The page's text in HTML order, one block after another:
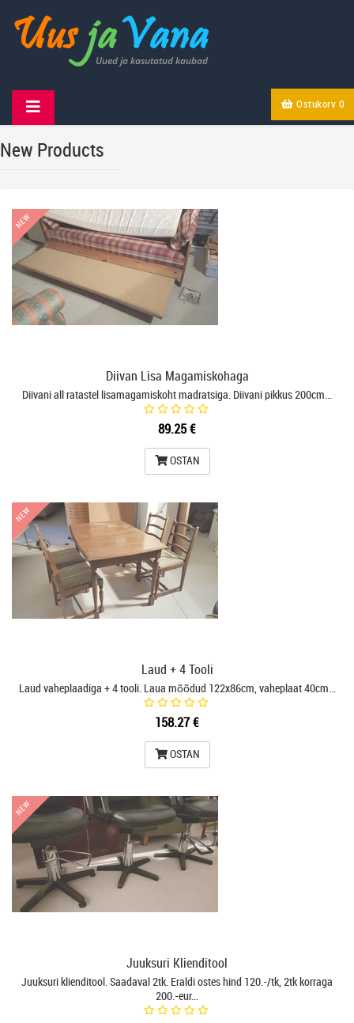
Ostukorv 0
New Products
NEW
NEW
Diivan Lisa Magamiskohaga
Diivani all ratastel lisamagamiskoht madratsiga. Diivani pikkus 200cm…
89.25 €
OSTAN
NEW
NEW
Laud + 4 Tooli
Laud vaheplaadiga + 4 tooli. Laua mõõdud 122x86cm, vaheplaat 40cm…
158.27 €
OSTAN
NEW
NEW
Juuksuri Klienditool
Juuksuri klienditool. Saadaval 2tk. Eraldi ostes hind 120.-/tk, 2tk korraga
200.-eur…